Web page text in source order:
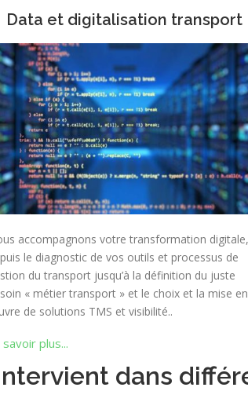
Data et digitalisation transport
accompagnons votre transformation digitale,
le diagnostic de vos outils et processus de
du transport jusqu’à la définition du juste
« métier transport » et le choix et la mise en
de solutions TMS et visibilité..
savoir plus...
dans